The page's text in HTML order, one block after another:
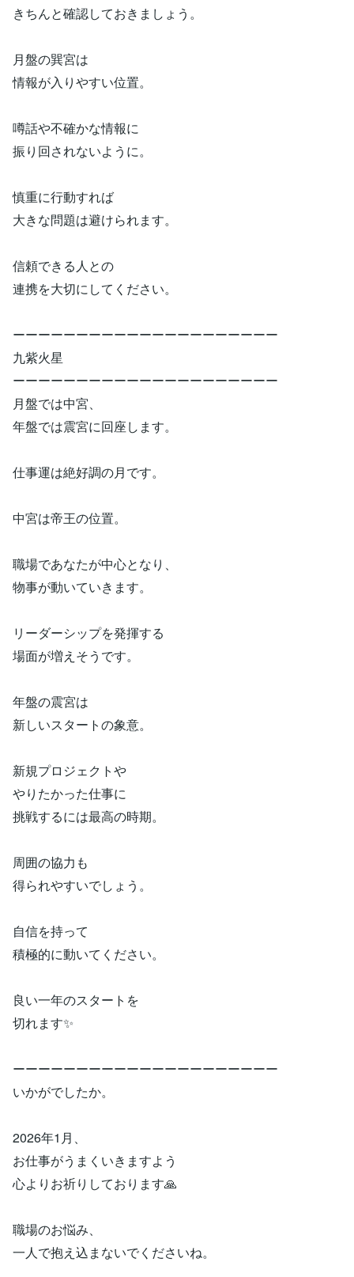
きちんと確認しておきましょう。
月盤の巽宮は
情報が入りやすい位置。
噂話や不確かな情報に
振り回されないように。
慎重に行動すれば
大きな問題は避けられます。
信頼できる人との
連携を大切にしてください。
ーーーーーーーーーーーーーーーーーーーーー
九紫火星
ーーーーーーーーーーーーーーーーーーーーー
月盤では中宮、
年盤では震宮に回座します。
仕事運は絶好調の月です。
中宮は帝王の位置。
職場であなたが中心となり、
物事が動いていきます。
リーダーシップを発揮する
場面が増えそうです。
年盤の震宮は
新しいスタートの象意。
新規プロジェクトや
やりたかった仕事に
挑戦するには最高の時期。
周囲の協力も
得られやすいでしょう。
自信を持って
積極的に動いてください。
良い一年のスタートを
切れます✨
ーーーーーーーーーーーーーーーーーーーーー
いかがでしたか。
2026年1月、
お仕事がうまくいきますよう
心よりお祈りしております🙏
職場のお悩み、
一人で抱え込まないでくださいね。